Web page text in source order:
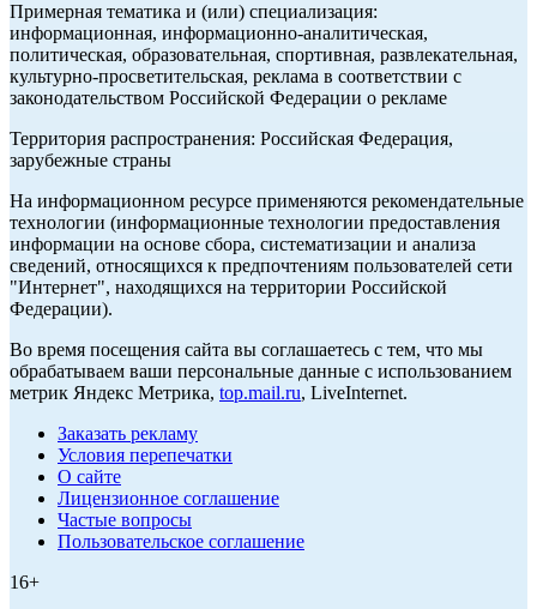
Примерная тематика и (или) специализация:
информационная, информационно-аналитическая,
политическая, образовательная, спортивная, развлекательная,
культурно-просветительская, реклама в соответствии с
законодательством Российской Федерации о рекламе
Территория распространения: Российская Федерация,
зарубежные страны
На информационном ресурсе применяются рекомендательные
технологии (информационные технологии предоставления
информации на основе сбора, систематизации и анализа
сведений, относящихся к предпочтениям пользователей сети
"Интернет", находящихся на территории Российской
Федерации).
Во время посещения сайта вы соглашаетесь с тем, что мы
обрабатываем ваши персональные данные с использованием
метрик Яндекс Метрика, top.mail.ru, LiveInternet.
Заказать рекламу
Условия перепечатки
О сайте
Лицензионное соглашение
Частые вопросы
Пользовательское соглашение
16+